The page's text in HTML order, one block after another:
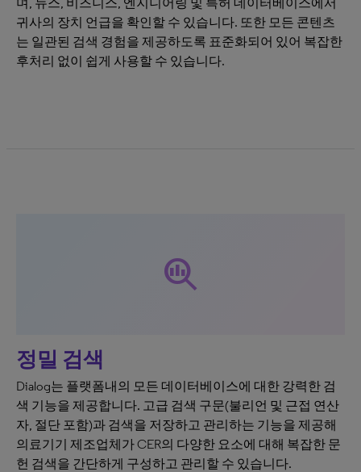
귀사의 장치 언급을 확인할 수 있습니다. 또한 모든 콘텐츠
는 일관된 검색 경험을 제공하도록 표준화되어 있어 복잡한
후처리 없이 쉽게 사용할 수 있습니다.
search_insights
정밀 검색
Dialog는 플랫폼내의 모든 데이터베이스에 대한 강력한 검
색 기능을 제공합니다. 고급 검색 구문(불리언 및 근접 연산
자, 절단 포함)과 검색을 저장하고 관리하는 기능을 제공해
의료기기 제조업체가 CER의 다양한 요소에 대해 복잡한 문
헌 검색을 간단하게 구성하고 관리할 수 있습니다.